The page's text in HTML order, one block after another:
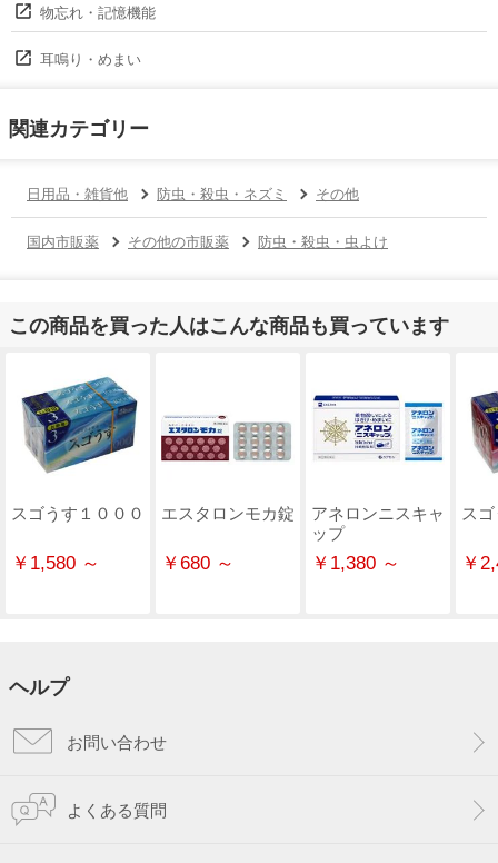
物忘れ・記憶機能
耳鳴り・めまい
関連カテゴリー
日用品・雑貨他 防虫・殺虫・ネズミ その他
国内市販薬 その他の市販薬 防虫・殺虫・虫よけ
この商品を買った人はこんな商品も買っています
スゴうす１０００
￥1,580 ～
エスタロンモカ錠
￥680 ～
アネロンニスキャ
ップ
￥1,380 ～
ス
￥
ヘルプ
お問い合わせ
よくある質問